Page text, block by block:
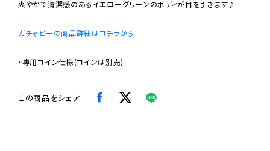
爽やかで清潔感のあるイエローグリーンのボディが目を引きます♪
ガチャピーの商品詳細はコチラから
・専用コイン仕様(コインは別売)
この商品をシェア